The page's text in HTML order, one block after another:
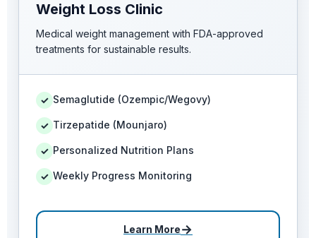
Weight Loss Clinic
Medical weight management with FDA-approved
treatments for sustainable results.
✓ Semaglutide (Ozempic/Wegovy)
✓ Tirzepatide (Mounjaro)
✓ Personalized Nutrition Plans
✓ Weekly Progress Monitoring
Learn More→